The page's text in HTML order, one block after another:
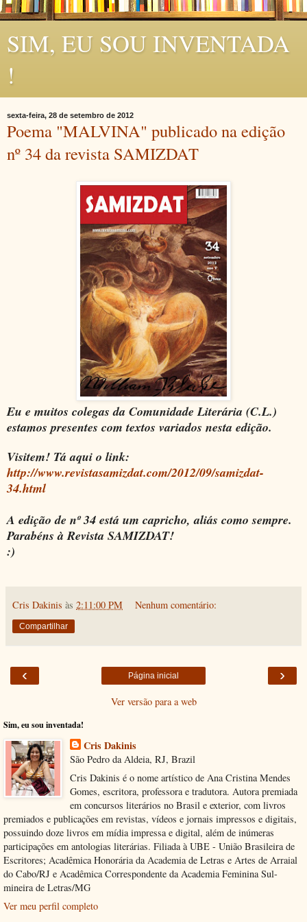
SIM, EU SOU INVENTADA
!
sexta-feira, 28 de setembro de 2012
Poema "MALVINA" publicado na edição
nº 34 da revista SAMIZDAT
Eu e muitos colegas da Comunidade Literária (C.L.)
estamos presentes com textos variados nesta edição.
Visitem! Tá aqui o link:
http://www.revistasamizdat.com/2012/09/samizdat-
34.html
A edição de nº 34 está um capricho, aliás como sempre.
Parabéns à Revista SAMIZDAT!
:)
Cris Dakinis às 2:11:00 PM Nenhum comentário:
Compartilhar
‹ ›
Página inicial
Ver versão para a web
Sim, eu sou inventada!
Cris Dakinis
São Pedro da Aldeia, RJ, Brazil
Cris Dakinis é o nome artístico de Ana Cristina Mendes
Gomes, escritora, professora e tradutora. Autora premiada
em concursos literários no Brasil e exterior, com livros
premiados e publicações em revistas, vídeos e jornais impressos e digitais,
possuindo doze livros em mídia impressa e digital, além de inúmeras
participações em antologias literárias. Filiada à UBE - União Brasileira de
Escritores; Acadêmica Honorária da Academia de Letras e Artes de Arraial
do Cabo/RJ e Acadêmica Correspondente da Academia Feminina Sul-
mineira de Letras/MG
Ver meu perfil completo